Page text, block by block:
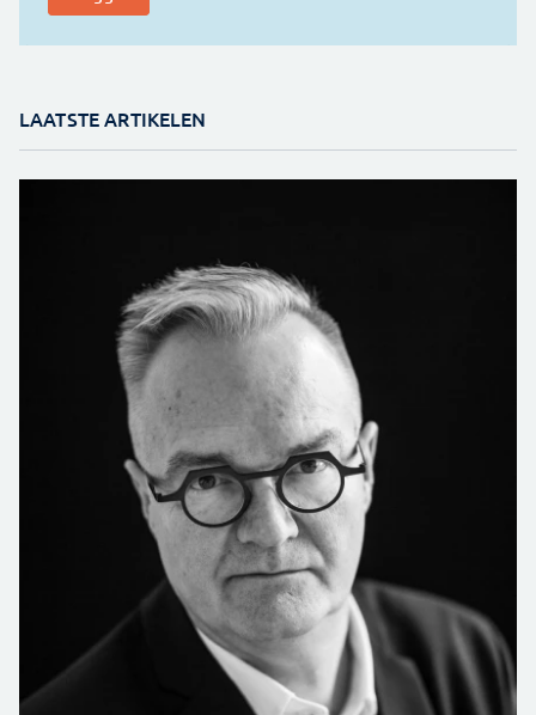
LAATSTE ARTIKELEN